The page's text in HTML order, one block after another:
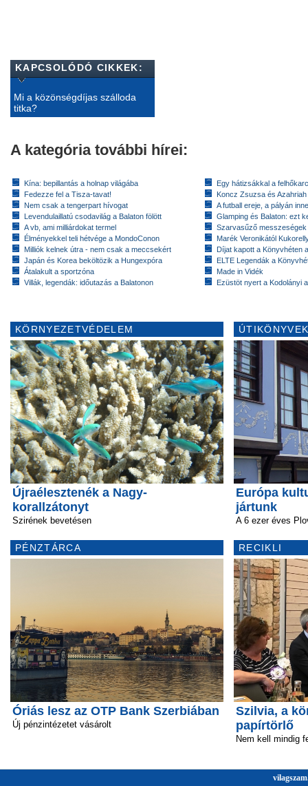
KAPCSOLÓDÓ CIKKEK:
Mi a közönségdíjas szálloda
titka?
A kategória további hírei:
Kína: bepillantás a holnap világába
Fedezze fel a Tisza-tavat!
Nem csak a tengerpart hívogat
Levendulaillatú csodavilág a Balaton fölött
A vb, ami milliárdokat termel
Élményekkel teli hétvége a MondoConon
Milliók kelnek útra - nem csak a meccsekért
Japán és Korea beköltözik a Hungexpóra
Átalakult a sportzóna
Villák, legendák: időutazás a Balatonon
Egy hátizsákkal a
Koncz Zsuzsa és
A futball ereje, a pályán
Glamping és Balaton: ezt
Szarvasűző messzeségek
Marék Veronikától
Díjat kapott a Könyvhéten
ELTE Legendák a
Made in Vidék
Ezüstöt nyert a Kodolányi
KÖRNYEZETVÉDELEM
Újraélesztenék a Nagy-
korallzátonyt
Szirének bevetésen
PÉNZTÁRCA
Óriás lesz az OTP Bank Szerbiában
Új pénzintézetet vásárolt
Európa
jártunk
A 6 ezer éves
RECIKLI
Szilvia, a
papírtörlő
Nem kell mindig